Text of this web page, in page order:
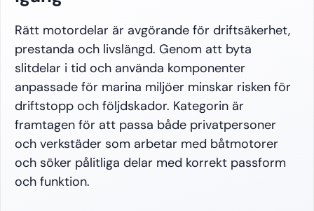
Rätt motordelar är avgörande för driftsäkerhet,
prestanda och livslängd. Genom att byta
slitdelar i tid och använda komponenter
anpassade för marina miljöer minskar risken för
driftstopp och följdskador. Kategorin är
framtagen för att passa både privatpersoner
och verkstäder som arbetar med båtmotorer
och söker pålitliga delar med korrekt passform
och funktion.